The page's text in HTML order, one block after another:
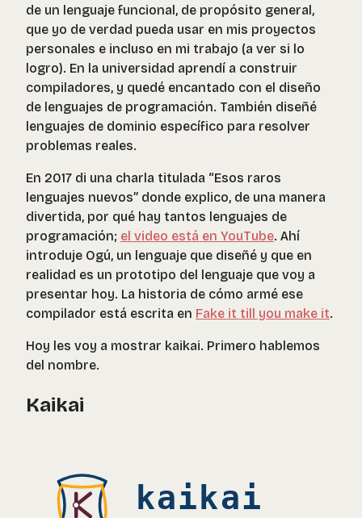
de un lenguaje funcional, de propósito general,
que yo de verdad pueda usar en mis proyectos
personales e incluso en mi trabajo (a ver si lo
logro). En la universidad aprendí a construir
compiladores, y quedé encantado con el diseño
de lenguajes de programación. También diseñé
lenguajes de dominio específico para resolver
problemas reales.
En 2017 di una charla titulada “Esos raros
lenguajes nuevos” donde explico, de una manera
divertida, por qué hay tantos lenguajes de
programación; el video está en YouTube. Ahí
introduje Ogú, un lenguaje que diseñé y que en
realidad es un prototipo del lenguaje que voy a
presentar hoy. La historia de cómo armé ese
compilador está escrita en Fake it till you make it.
Hoy les voy a mostrar kaikai. Primero hablemos
del nombre.
Kaikai